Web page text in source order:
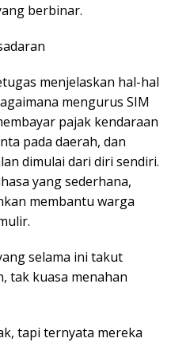
berbinar.
menjelaskan hal-hal
mengurus SIM
pajak kendaraan
pada daerah, dan
dimulai dari diri sendiri.
yang sederhana,
membantu warga
selama ini takut
tak kuasa menahan
tapi ternyata mereka